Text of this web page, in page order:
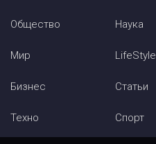
Общество
Мир
Бизнес
Техно
Наука
LifeStyle
Статьи
Спорт